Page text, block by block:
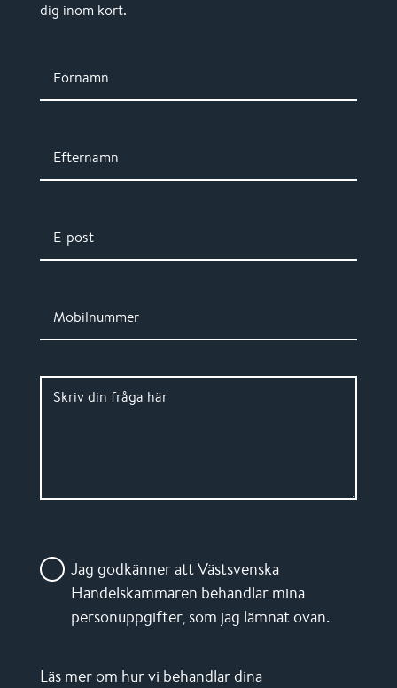
dig inom kort.
Förnamn
Efternamn
E-post
Mobilnummer
Skriv din fråga här
Jag godkänner att Västsvenska
Handelskammaren behandlar mina
personuppgifter, som jag lämnat ovan.
Läs mer om hur vi behandlar dina